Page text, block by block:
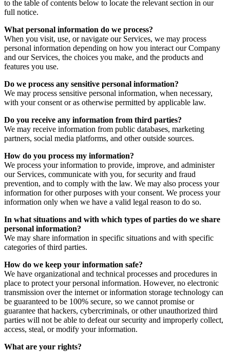
to the table of contents below to locate the relevant section in our
full notice.
What personal information do we process?
When you visit, use, or navigate our Services, we may process
personal information depending on how you interact our Company
and our Services, the choices you make, and the products and
features you use.
Do we process any sensitive personal information?
We may process sensitive personal information, when necessary,
with your consent or as otherwise permitted by applicable law.
Do you receive any information from third parties?
We may receive information from public databases, marketing
partners, social media platforms, and other outside sources.
How do you process my information?
We process your information to provide, improve, and administer
our Services, communicate with you, for security and fraud
prevention, and to comply with the law. We may also process your
information for other purposes with your consent. We process your
information only when we have a valid legal reason to do so.
In what situations and with which types of parties do we share
personal information?
We may share information in specific situations and with specific
categories of third parties.
How do we keep your information safe?
We have organizational and technical processes and procedures in
place to protect your personal information. However, no electronic
transmission over the internet or information storage technology can
be guaranteed to be 100% secure, so we cannot promise or
guarantee that hackers, cybercriminals, or other unauthorized third
parties will not be able to defeat our security and improperly collect,
access, steal, or modify your information.
What are your rights?